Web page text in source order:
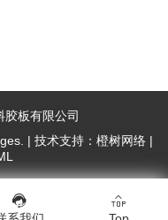
板有限公司
| 技术支持：橙树网络 |
 